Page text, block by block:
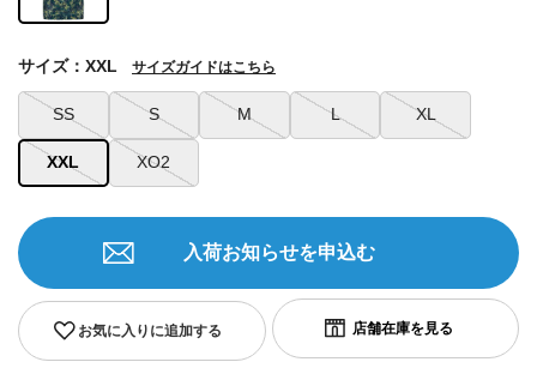
SS S M L XL
XXL XO2
サイズ：XXL サイズガイドはこちら
お気に入りに追加する
入荷お知らせを申込む